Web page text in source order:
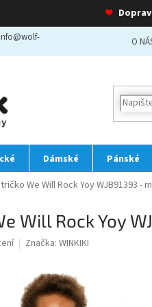
❤
O
Dámské Pánské
We Will Rock Yoy WJB91393 -
Will Rock Yoy
Značka: WINKIKI